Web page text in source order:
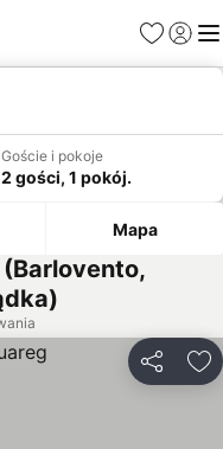
Ulubione
Goście i pokoje
2 gości, 1 pokój.
Mapa